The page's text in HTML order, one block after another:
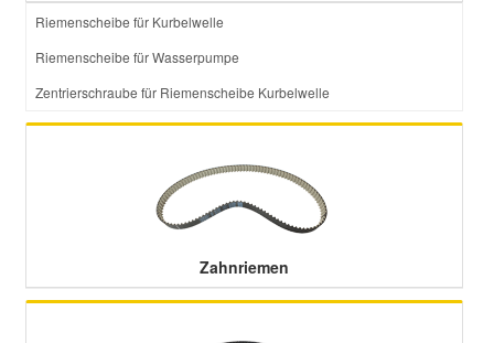
Riemenscheibe für Kurbelwelle
Riemenscheibe für Wasserpumpe
Zentrierschraube für Riemenscheibe Kurbelwelle
Zahnriemen